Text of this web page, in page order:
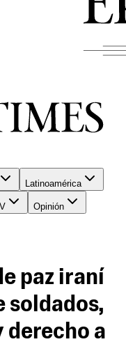
Latinoamérica
Opinión
paz iraní
soldados,
derecho a